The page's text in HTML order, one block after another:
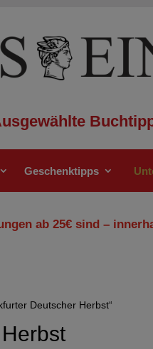
Geschenktipps
ab 25€ sind –
Deutscher Herbst“